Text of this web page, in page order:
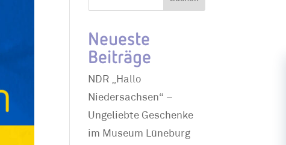
Neueste
Beiträge
NDR „Hallo
Niedersachsen“ –
Ungeliebte Geschenke
im Museum Lüneburg